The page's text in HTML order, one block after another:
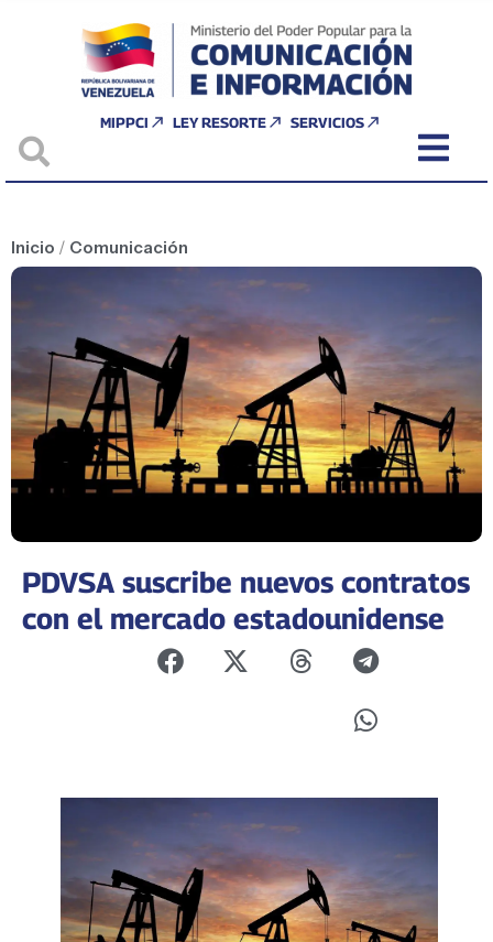
MIPPCI LEY RESORTE SERVICIOS
Inicio / Comunicación
PDVSA suscribe nuevos contratos
con el mercado estadounidense